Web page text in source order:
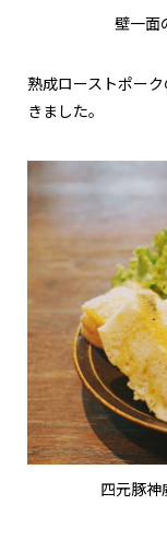
壁一面
熟成ローストポー
きました。
四元豚神